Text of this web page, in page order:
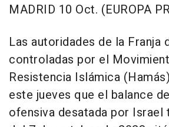
MADRID 10 Oct. (EUROPA
Las autoridades de la Franja
controladas por el
Resistencia Islámica
este jueves que el balance
ofensiva desatada por Israel